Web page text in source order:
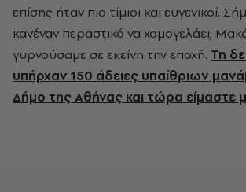
επίσης ήταν πιο τίμιοι και ευγενικοί.
κανέναν περαστικό να χαμογελάει;
γυρνούσαμε σε εκείνη την εποχή. Τη
υπήρχαν 150 άδειες υπαίθριων
Δήμο της Αθήνας και τώρα είμαστε